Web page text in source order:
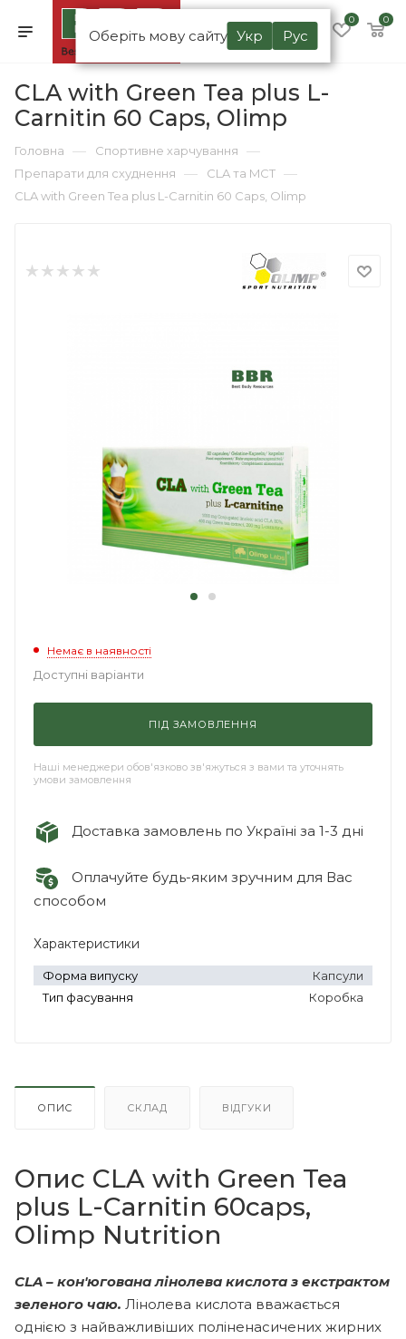
Оберіть мову сайту Укр Рус
0 0
CLA with Green Tea plus L-
Carnitin 60 Caps, Olimp
Головна — Спортивне харчування —
Препарати для схуднення — CLA та MCT —
CLA with Green Tea plus L-Carnitin 60 Caps, Olimp
Немає в наявності
Доступні варіанти
ПІД ЗАМОВЛЕННЯ
Наші менеджери обов'язково зв'яжуться з вами та уточнять
умови замовлення
Доставка замовлень по Україні за 1-3 дні
Оплачуйте будь-яким зручним для Вас
способом
Характеристики
Форма випуску
Капсули
Тип фасування
Коробка
ОПИС СКЛАД ВІДГУКИ
Опис CLA with Green Tea
plus L-Carnitin 60caps,
Olimp Nutrition
CLA – кон'югована лінолева кислота з екстрактом
зеленого чаю. Лінолева кислота вважається
однією з найважливіших поліненасичених жирних